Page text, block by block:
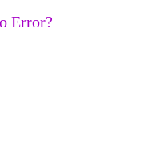
Error?